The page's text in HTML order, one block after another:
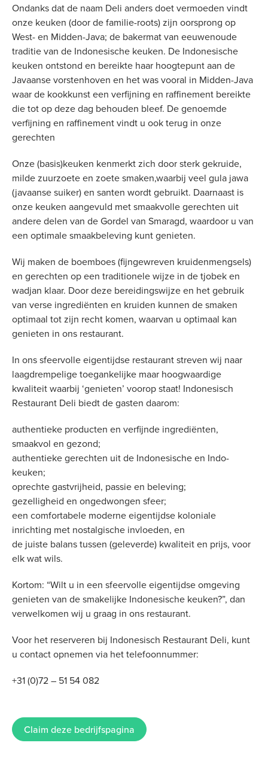
Ondanks dat de naam Deli anders doet vermoeden vindt
onze keuken (door de familie-roots) zijn oorsprong op
West- en Midden-Java; de bakermat van eeuwenoude
traditie van de Indonesische keuken. De Indonesische
keuken ontstond en bereikte haar hoogtepunt aan de
Javaanse vorstenhoven en het was vooral in Midden-Java
waar de kookkunst een verfijning en raffinement bereikte
die tot op deze dag behouden bleef. De genoemde
verfijning en raffinement vindt u ook terug in onze
gerechten
Onze (basis)keuken kenmerkt zich door sterk gekruide,
milde zuurzoete en zoete smaken,waarbij veel gula jawa
(javaanse suiker) en santen wordt gebruikt. Daarnaast is
onze keuken aangevuld met smaakvolle gerechten uit
andere delen van de Gordel van Smaragd, waardoor u van
een optimale smaakbeleving kunt genieten.
Wij maken de boemboes (fijngewreven kruidenmengsels)
en gerechten op een traditionele wijze in de tjobek en
wadjan klaar. Door deze bereidingswijze en het gebruik
van verse ingrediënten en kruiden kunnen de smaken
optimaal tot zijn recht komen, waarvan u optimaal kan
genieten in ons restaurant.
In ons sfeervolle eigentijdse restaurant streven wij naar
laagdrempelige toegankelijke maar hoogwaardige
kwaliteit waarbij ‘genieten’ voorop staat! Indonesisch
Restaurant Deli biedt de gasten daarom:
authentieke producten en verfijnde ingrediënten,
smaakvol en gezond;
authentieke gerechten uit de Indonesische en Indo-
keuken;
oprechte gastvrijheid, passie en beleving;
gezelligheid en ongedwongen sfeer;
een comfortabele moderne eigentijdse koloniale
inrichting met nostalgische invloeden, en
de juiste balans tussen (geleverde) kwaliteit en prijs, voor
elk wat wils.
Kortom: “Wilt u in een sfeervolle eigentijdse omgeving
genieten van de smakelijke Indonesische keuken?”, dan
verwelkomen wij u graag in ons restaurant.
Voor het reserveren bij Indonesisch Restaurant Deli, kunt
u contact opnemen via het telefoonnummer:
+31 (0)72 – 51 54 082
Claim deze bedrijfspagina